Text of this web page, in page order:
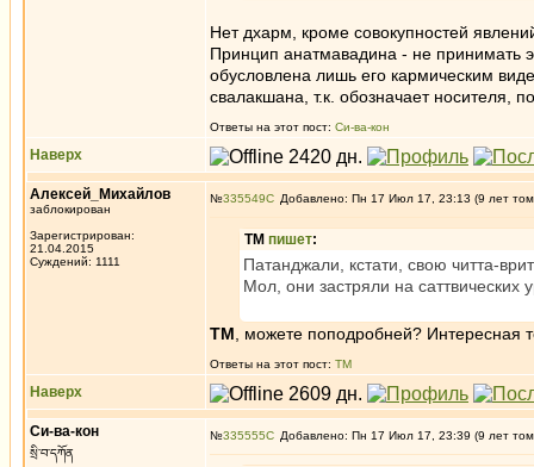
Нет дхарм, кроме совокупностей
Принцип анатмавадина - не принимать
обусловлена лишь его кармическим
свалакшана, т.к. обозначает носителя,
Ответы на этот пост: Си-ва-кон
Наверх
Алексей_Михайлов
заблокирован
Зарегистрирован:
21.04.2015
Суждений: 1111
№335549 Добавлено: Пн 17 Июл 17, 23:13 (9 лет
ТМ пишет:
Патанджали, кстати, свою читта-
Мол, они застряли на саттвических
ТМ , можете поподробней? Интересная
Ответы на этот пост: ТМ
Наверх
Си-ва-кон
སྲི་བ་དཀོན
№335555 Добавлено: Пн 17 Июл 17, 23:39 (9 лет